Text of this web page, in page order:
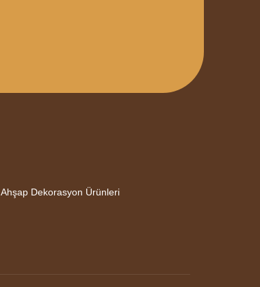
Ahşap Dekorasyon Ürünleri